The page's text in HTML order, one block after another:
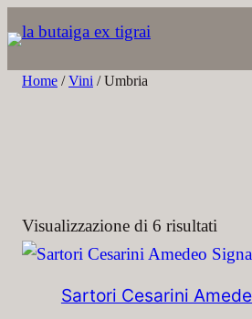
al
contenuto
Home /Vini / Umbria
Visualizzazione di 6 risultati
Sartori Cesarini